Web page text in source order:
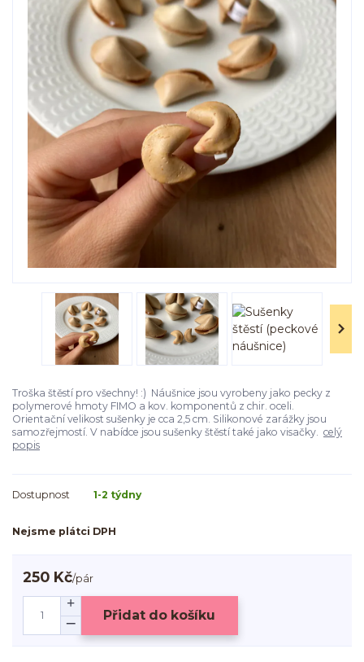
Troška štěstí pro všechny! :) Náušnice jsou vyrobeny jako pecky z
polymerové hmoty FIMO a kov. komponentů z chir. oceli.
Orientační velikost sušenky je cca 2,5 cm. Silikonové zarážky jsou
samozřejmostí. V nabídce jsou sušenky štěstí také jako visačky. celý
popis
Dostupnost 1-2 týdny
Nejsme plátci DPH
250 Kč/pár
Přidat do košíku